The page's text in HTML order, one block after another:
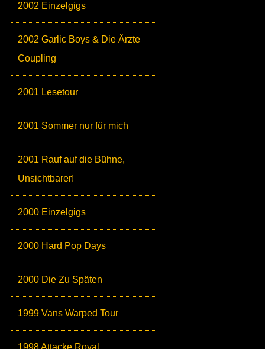
2002 Einzelgigs
2002 Garlic Boys & Die Ärzte
Coupling
2001 Lesetour
2001 Sommer nur für mich
2001 Rauf auf die Bühne,
Unsichtbarer!
2000 Einzelgigs
2000 Hard Pop Days
2000 Die Zu Späten
1999 Vans Warped Tour
1998 Attacke Royal